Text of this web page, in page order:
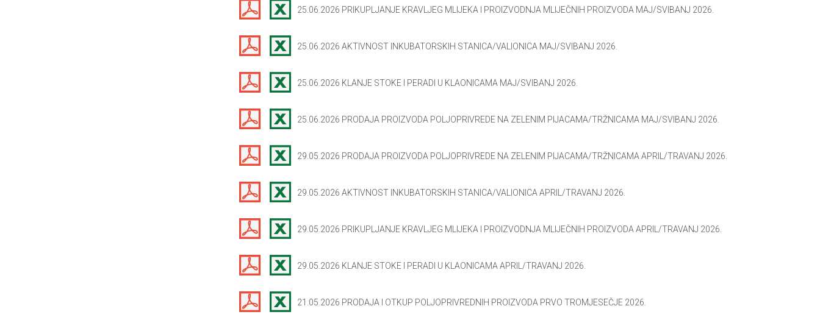
25.06.2026 PRIKUPLJANJE KRAVLJEG MLIJEKA I PROIZVODNJA MLIJEČNIH PROIZVODA MAJ/SVIBANJ 2026.
25.06.2026 AKTIVNOST INKUBATORSKIH STANICA/VALIONICA MAJ/SVIBANJ 2026.
25.06.2026 KLANJE STOKE I PERADI U KLAONICAMA MAJ/SVIBANJ 2026.
25.06.2026 PRODAJA PROIZVODA POLJOPRIVREDE NA ZELENIM PIJACAMA/TRŽNICAMA MAJ/SVIBANJ 2026.
29.05.2026 PRODAJA PROIZVODA POLJOPRIVREDE NA ZELENIM PIJACAMA/TRŽNICAMA APRIL/TRAVANJ 2026.
29.05.2026 AKTIVNOST INKUBATORSKIH STANICA/VALIONICA APRIL/TRAVANJ 2026.
29.05.2026 PRIKUPLJANJE KRAVLJEG MLIJEKA I PROIZVODNJA MLIJEČNIH PROIZVODA APRIL/TRAVANJ 2026.
29.05.2026 KLANJE STOKE I PERADI U KLAONICAMA APRIL/TRAVANJ 2026.
21.05.2026 PRODAJA I OTKUP POLJOPRIVREDNIH PROIZVODA PRVO TROMJESEČJE 2026.